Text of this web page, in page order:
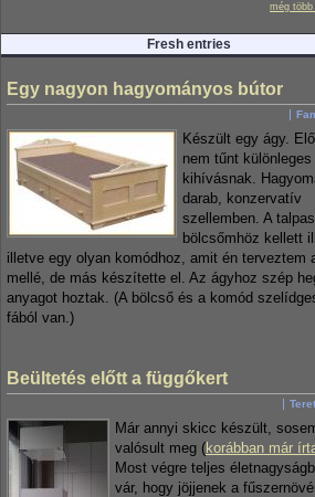
még
Fresh entries
Egy nagyon hagyományos bútor
Készült egy ágy.
nem tűnt különleges
kihívásnak.
darab, konzervatív
szellemben. A talpas
bölcsőmhöz kellett
illetve egy olyan komódhoz, amit én terveztem
mellé, de más készítette el. Az ágyhoz szép
anyagot hoztak. (A bölcső és a komód
fából van.)
Beültetés előtt a függőkert
Már annyi skicc készült,
valósult meg (korábban már
Most végre teljes
vár, hogy jöjjenek a